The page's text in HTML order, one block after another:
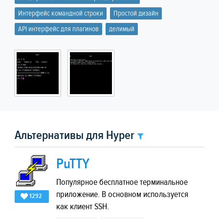
Интерфейс командной строки
Простой дизайн
API интерфейс для плагинов
делимый
Альтернативы для Hyper
1292
PuTTY
Популярное бесплатное терминальное
приложение. В основном используется
как клиент SSH.